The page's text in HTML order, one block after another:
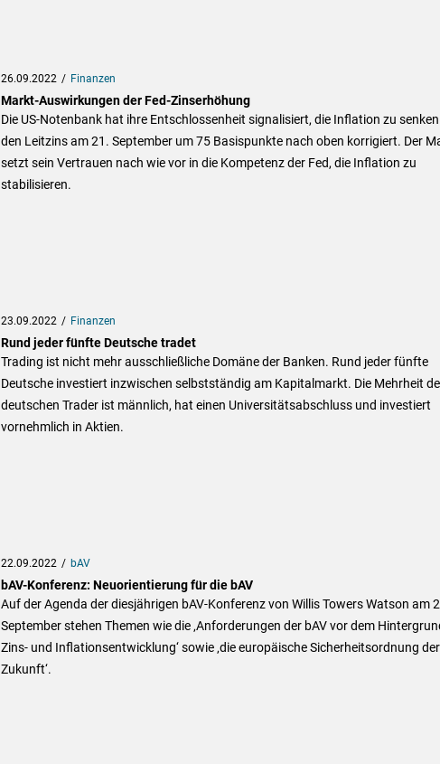
26.09.2022 Finanzen
Markt-Auswirkungen der Fed-Zinserhöhung
Die US-Notenbank hat ihre Entschlossenheit signalisiert, die Inflation zu
den Leitzins am 21. September um 75 Basispunkte nach oben korrigiert. Der
setzt sein Vertrauen nach wie vor in die Kompetenz der Fed, die Inflation zu
stabilisieren.
23.09.2022 Finanzen
Rund jeder fünfte Deutsche tradet
Trading ist nicht mehr ausschließliche Domäne der Banken. Rund jeder fünfte
Deutsche investiert inzwischen selbstständig am Kapitalmarkt. Die Mehrheit
deutschen Trader ist männlich, hat einen Universitätsabschluss und investiert
vornehmlich in Aktien.
22.09.2022 bAV
bAV-Konferenz: Neuorientierung für die bAV
Auf der Agenda der diesjährigen bAV-Konferenz von Willis Towers Watson am
September stehen Themen wie die ‚Anforderungen der bAV vor dem
Zins- und Inflationsentwicklung‘ sowie ‚die europäische Sicherheitsordnung der
Zukunft‘.